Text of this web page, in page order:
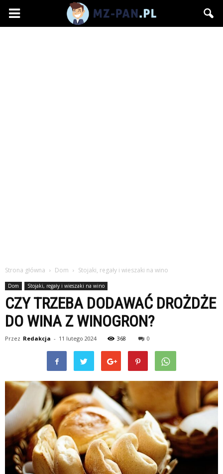
mz-
Strona główna Dom Stojaki, regały i wieszaki na wino
Dom Stojaki, regały i wieszaki na wino
CZY TRZEBA DODAWAĆ DROŻDŻE
DO WINA Z WINOGRON?
Przez Redakcja - 11 lutego 2024 368 0